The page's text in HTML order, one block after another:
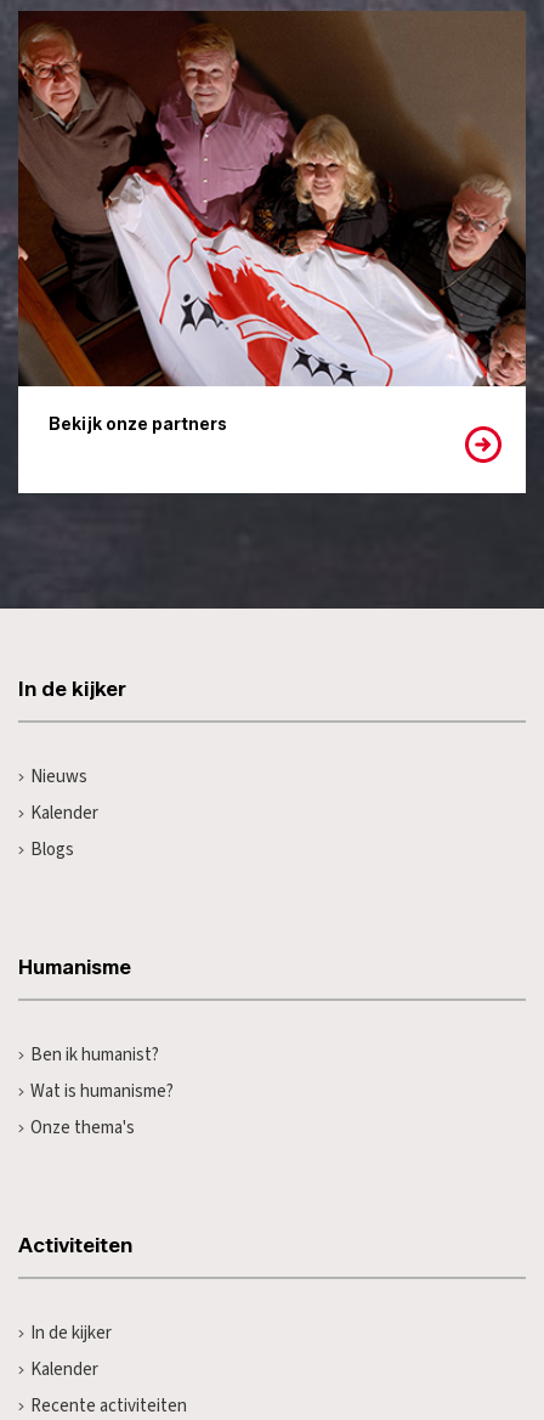
Bekijk onze partners
In de kijker
Nieuws
Kalender
Blogs
Humanisme
Ben ik humanist?
Wat is humanisme?
Onze thema's
Activiteiten
In de kijker
Kalender
Recente activiteiten